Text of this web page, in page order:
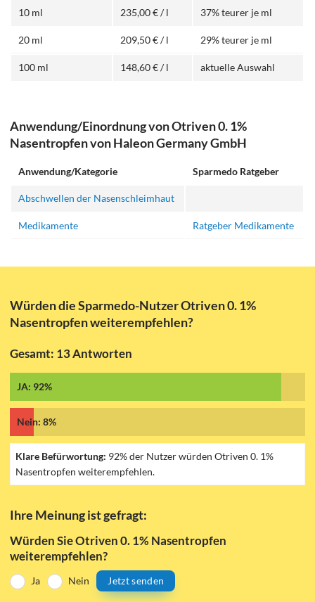
10 ml 235,00 € / l 37% teurer je ml
20 ml 209,50 € / l 29% teurer je ml
100 ml 148,60 € / l aktuelle Auswahl
Anwendung/Einordnung von Otriven 0. 1%
Nasentropfen von Haleon Germany GmbH
Anwendung/Kategorie Sparmedo Ratgeber
Abschwellen der Nasenschleimhaut
Medikamente Ratgeber Medikamente
Würden die Sparmedo-Nutzer Otriven 0. 1%
Nasentropfen weiterempfehlen?
Gesamt: 13 Antworten
JA: 92%
Nein: 8%
Klare Befürwortung: 92% der Nutzer würden Otriven 0. 1%
Nasentropfen weiterempfehlen.
Ihre Meinung ist gefragt:
Würden Sie Otriven 0. 1% Nasentropfen
weiterempfehlen?
Ja Nein Jetzt senden